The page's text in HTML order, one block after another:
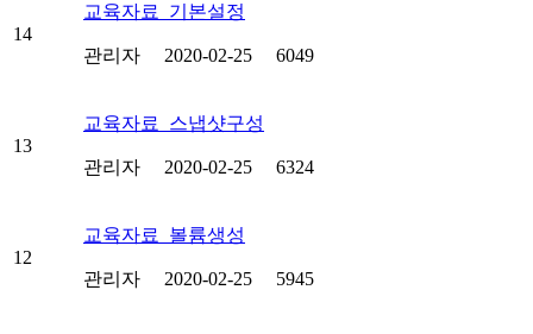
14
교육자료_기본설정
관리자 2020-02-25 6049
13
교육자료_스냅샷구성
관리자 2020-02-25 6324
12
교육자료_볼륨생성
관리자 2020-02-25 5945